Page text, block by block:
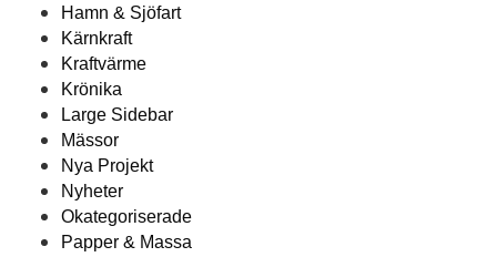
Hamn & Sjöfart
Kärnkraft
Kraftvärme
Krönika
Large Sidebar
Mässor
Nya Projekt
Nyheter
Okategoriserade
Papper & Massa